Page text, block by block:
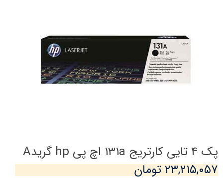
پک 4 تایی کارتریج 131a اچ پی hp گریدA
۲۳,۲۱۵,۰۵۷ تومان